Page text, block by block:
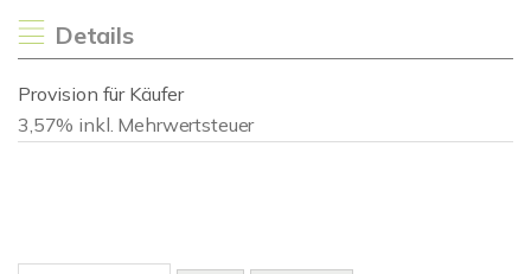
Details
Provision für Käufer
3,57% inkl. Mehrwertsteuer